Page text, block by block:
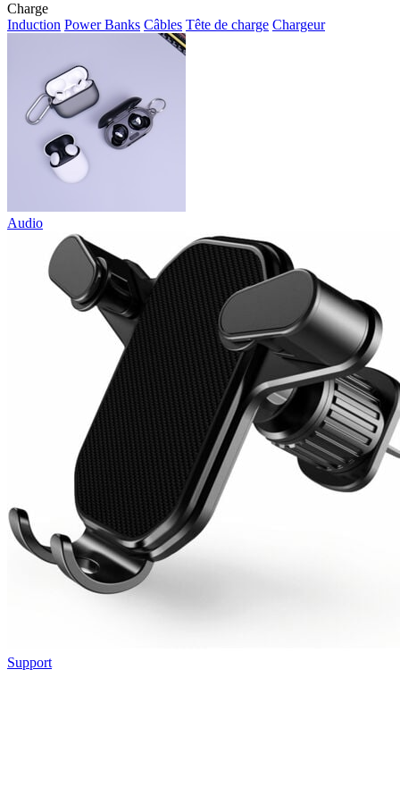
Charge
Induction Power Banks Câbles Tête de charge Chargeur
Audio
Support